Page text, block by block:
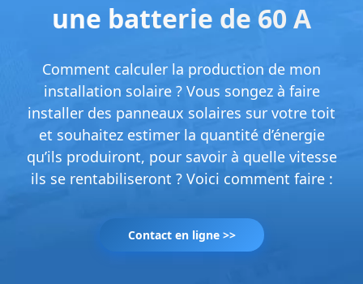
une batterie de 60 A
Comment calculer la production de mon
installation solaire ? Vous songez à faire
installer des panneaux solaires sur votre toit
et souhaitez estimer la quantité d’énergie
qu’ils produiront, pour savoir à quelle vitesse
ils se rentabiliseront ? Voici comment faire :
Contact en ligne >>